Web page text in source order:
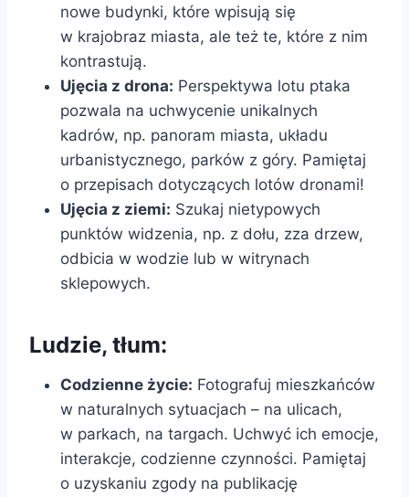
nowe budynki, które wpisują się
w krajobraz miasta, ale też te, które z nim
kontrastują.
Ujęcia z drona: Perspektywa lotu ptaka
pozwala na uchwycenie unikalnych
kadrów, np. panoram miasta, układu
urbanistycznego, parków z góry. Pamiętaj
o przepisach dotyczących lotów dronami!
Ujęcia z ziemi: Szukaj nietypowych
punktów widzenia, np. z dołu, zza drzew,
odbicia w wodzie lub w witrynach
sklepowych.
Ludzie, tłum:
Codzienne życie: Fotografuj mieszkańców
w naturalnych sytuacjach – na ulicach,
w parkach, na targach. Uchwyć ich emocje,
interakcje, codzienne czynności. Pamiętaj
o uzyskaniu zgody na publikację